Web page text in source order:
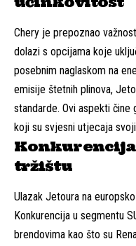
Chery je prepoznao
dolazi s opcijama koje
posebnim naglaskom na
emisije štetnih plinova,
standarde. Ovi aspekti
koji su svjesni utjecaja
tržištu
Ulazak Jetoura na
Konkurencija u segmentu
brendovima kao što su